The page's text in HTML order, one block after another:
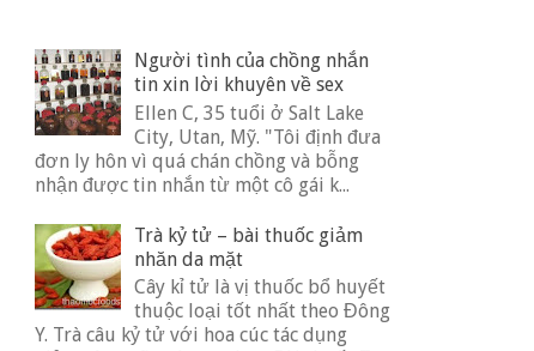
Người tình của chồng nhắn
tin xin lời khuyên về sex
Ellen C, 35 tuổi ở Salt Lake
City, Utan, Mỹ. "Tôi định đưa
đơn ly hôn vì quá chán chồng và bỗng
nhận được tin nhắn từ một cô gái k...
Trà kỷ tử – bài thuốc giảm
nhăn da mặt
Cây kỉ tử là vị thuốc bổ huyết
thuộc loại tốt nhất theo Đông
Y. Trà câu kỷ tử với hoa cúc tác dụng